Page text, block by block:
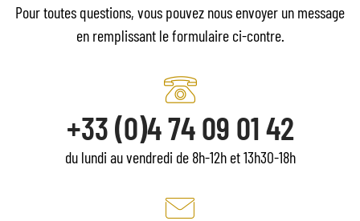
Pour toutes questions, vous pouvez nous envoyer un message
en remplissant le formulaire ci-contre.
+33 (0)4 74 09 01 42
du lundi au vendredi de 8h-12h et 13h30-18h